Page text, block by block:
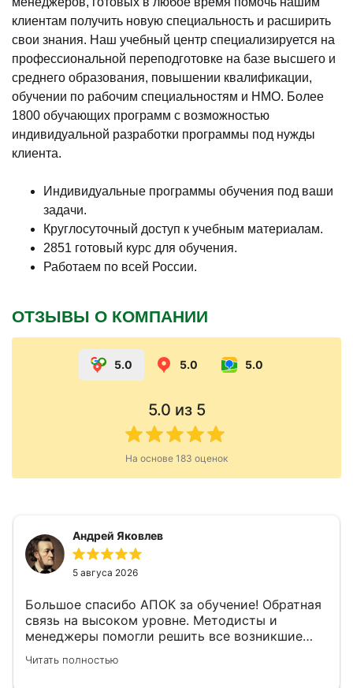
клиентам получить новую специальность и расширить
свои знания. Наш учебный центр специализируется на
профессиональной переподготовке на базе высшего и
среднего образования, повышении квалификации,
обучении по рабочим специальностям и НМО. Более
1800 обучающих программ с возможностью
индивидуальной разработки программы под нужды
клиента.
Индивидуальные программы обучения под ваши
задачи.
Круглосуточный доступ к учебным материалам.
2851 готовый курс для обучения.
Работаем по всей России.
ОТЗЫВЫ О КОМПАНИИ
5.0 5.0 5.0
5.0 из 5
На основе 183 оценок
Андрей Яковлев
5 авгуса 2026
Большое спасибо АПОК за обучение! Обратная
связь на высоком уровне. Методисты и
менеджеры помогли решить все возникшие
Читать полностью